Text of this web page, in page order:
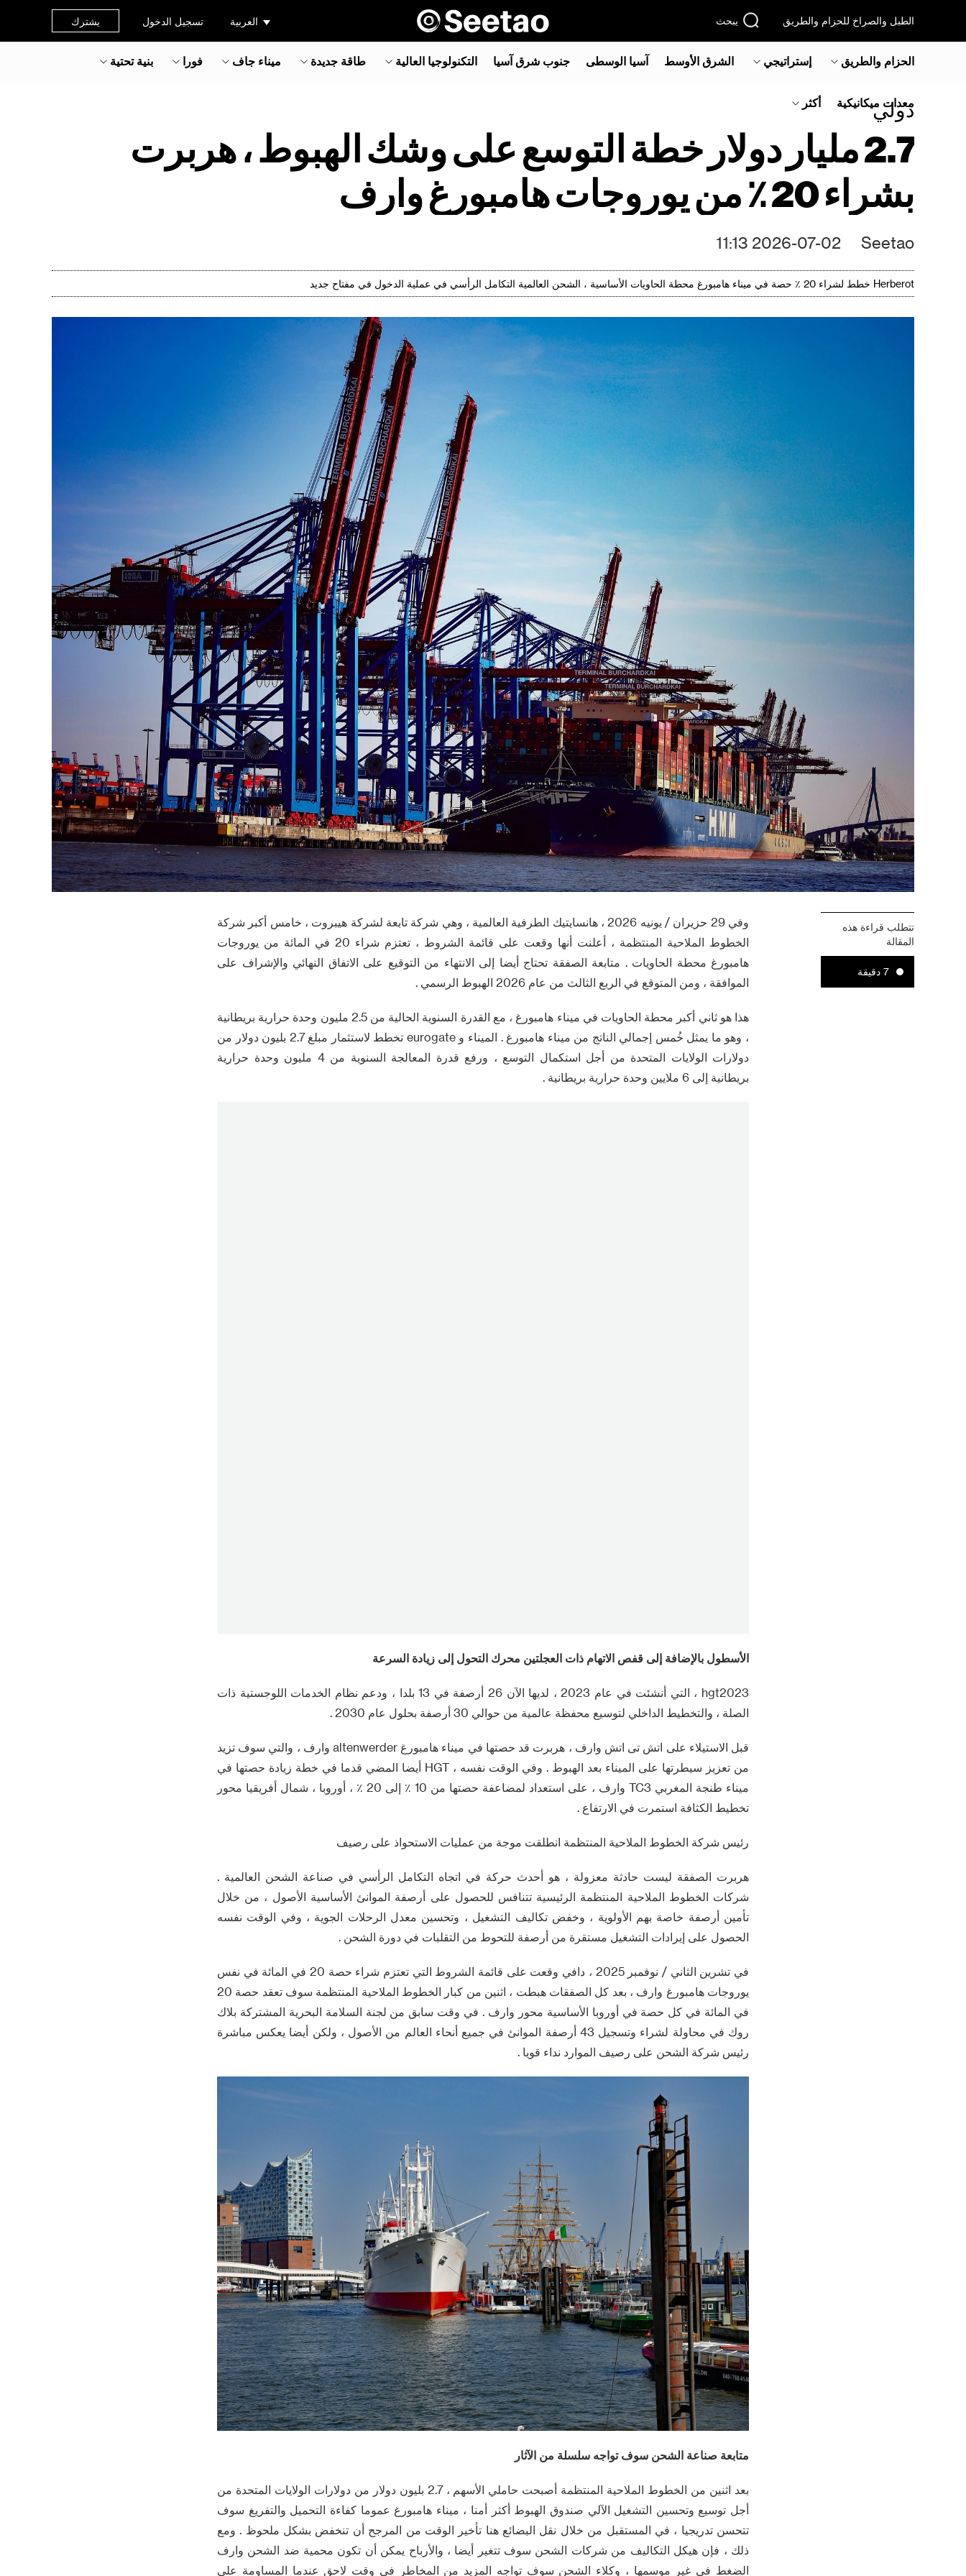
الطبل والصراخ للحزام والطريق يبحث العربية تسجيل الدخول يشترك
الحزام والطريق إستراتيجي الشرق الأوسط‎ آسيا الوسطى جنوب شرق آسيا‎ التكنولوجيا العالية طاقة جديدة ميناء جاف فورا بنية تحتية
معدات ميكانيكية أكثر دولي
2.7 مليار دولار خطة التوسع على وشك الهبوط ، هربرت
بشراء 20 ٪ من يوروجات هامبورغ وارف
Seetao
2026-07-02 11:13
Herberot خطط لشراء 20 ٪ حصة في ميناء هامبورغ محطة الحاويات الأساسية ، الشحن العالمية التكامل الرأسي في عملية الدخول في مفتاح جديد
تتطلب قراءة هذه
المقالة
7 دقيقة
وفي 29 حزيران / يونيه 2026 ، هانسايتيك الطرفية العالمية ، وهي شركة تابعة لشركة هيبروت ، خامس أكبر شركة
الخطوط الملاحية المنتظمة ، أعلنت أنها وقعت على قائمة الشروط ، تعتزم شراء 20 في المائة من يوروجات
هامبورغ محطة الحاويات . متابعة الصفقة تحتاج أيضا إلى الانتهاء من التوقيع على الاتفاق النهائي والإشراف على
الموافقة ، ومن المتوقع في الربع الثالث من عام 2026 الهبوط الرسمي .
هذا هو ثاني أكبر محطة الحاويات في ميناء هامبورغ ، مع القدرة السنوية الحالية من 2.5 مليون وحدة حرارية بريطانية
، وهو ما يمثل خُمس إجمالي الناتج من ميناء هامبورغ . الميناء و eurogate تخطط لاستثمار مبلغ 2.7 بليون دولار من
دولارات الولايات المتحدة من أجل استكمال التوسع ، ورفع قدرة المعالجة السنوية من 4 مليون وحدة حرارية
بريطانية إلى 6 ملايين وحدة حرارية بريطانية .
الأسطول بالإضافة إلى قفص الاتهام ذات العجلتين محرك التحول إلى زيادة السرعة
hgt2023 ، التي أنشئت في عام 2023 ، لديها الآن 26 أرصفة في 13 بلدا ، ودعم نظام الخدمات اللوجستية ذات
الصلة ، والتخطيط الداخلي لتوسيع محفظة عالمية من حوالي 30 أرصفة بحلول عام 2030 .
قبل الاستيلاء على اتش تى اتش وارف ، هربرت قد حصتها في ميناء هامبورغ altenwerder وارف ، والتي سوف تزيد
من تعزيز سيطرتها على الميناء بعد الهبوط . وفي الوقت نفسه ، HGT أيضا المضي قدما في خطة زيادة حصتها في
ميناء طنجة المغربي TC3 وارف ، على استعداد لمضاعفة حصتها من 10 ٪ إلى 20 ٪ ، أوروبا ، شمال أفريقيا محور
تخطيط الكثافة استمرت في الارتفاع .
رئيس شركة الخطوط الملاحية المنتظمة انطلقت موجة من عمليات الاستحواذ على رصيف
هربرت الصفقة ليست حادثة معزولة ، هو أحدث حركة في اتجاه التكامل الرأسي في صناعة الشحن العالمية .
شركات الخطوط الملاحية المنتظمة الرئيسية تتنافس للحصول على أرصفة الموانئ الأساسية الأصول ، من خلال
تأمين أرصفة خاصة بهم الأولوية ، وخفض تكاليف التشغيل ، وتحسين معدل الرحلات الجوية ، وفي الوقت نفسه
الحصول على إيرادات التشغيل مستقرة من أرصفة للتحوط من التقلبات في دورة الشحن .
في تشرين الثاني / نوفمبر 2025 ، دافي وقعت على قائمة الشروط التي تعتزم شراء حصة 20 في المائة في نفس
يوروجات هامبورغ وارف ، بعد كل الصفقات هبطت ، اثنين من كبار الخطوط الملاحية المنتظمة سوف تعقد حصة 20
في المائة في كل حصة في أوروبا الأساسية محور وارف . في وقت سابق من لجنة السلامة البحرية المشتركة بلاك
روك في محاولة لشراء وتسجيل 43 أرصفة الموانئ في جميع أنحاء العالم من الأصول ، ولكن أيضا يعكس مباشرة
رئيس شركة الشحن على رصيف الموارد نداء قويا .
متابعة صناعة الشحن سوف تواجه سلسلة من الآثار
بعد اثنين من الخطوط الملاحية المنتظمة أصبحت حاملي الأسهم ، 2.7 بليون دولار من دولارات الولايات المتحدة من
أجل توسيع وتحسين التشغيل الآلي صندوق الهبوط أكثر أمنا ، ميناء هامبورغ عموما كفاءة التحميل والتفريغ سوف
تتحسن تدريجيا ، في المستقبل من خلال نقل البضائع هنا تأخير الوقت من المرجح أن تنخفض بشكل ملحوظ . ومع
ذلك ، فإن هيكل التكاليف من شركات الشحن سوف تتغير أيضا ، والأرباح يمكن أن تكون محمية ضد الشحن وارف
الضغط في غير موسمها ، وكلاء الشحن سوف تواجه المزيد من المخاطر في وقت لاحق عندما المساومة على